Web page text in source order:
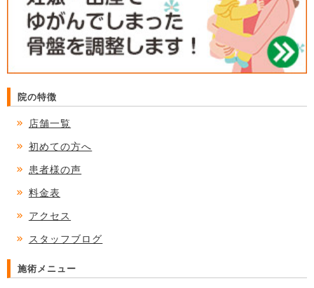
院の特徴
店舗一覧
初めての方へ
患者様の声
料金表
アクセス
スタッフブログ
施術メニュー